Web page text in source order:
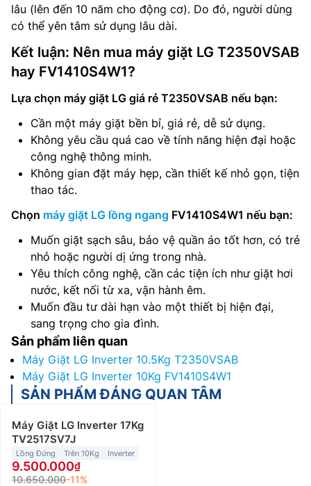
lâu (lên đến 10 năm cho động cơ). Do đó, người dùng
có thể yên tâm sử dụng lâu dài.
Kết luận: Nên mua máy giặt LG T2350VSAB
hay FV1410S4W1?
Lựa chọn máy giặt LG giá rẻ T2350VSAB nếu bạn:
Cần một máy giặt bền bỉ, giá rẻ, dễ sử dụng.
Không yêu cầu quá cao về tính năng hiện đại hoặc
công nghệ thông minh.
Không gian đặt máy hẹp, cần thiết kế nhỏ gọn, tiện
thao tác.
Chọn máy giặt LG lồng ngang FV1410S4W1 nếu bạn:
Muốn giặt sạch sâu, bảo vệ quần áo tốt hơn, có trẻ
nhỏ hoặc người dị ứng trong nhà.
Yêu thích công nghệ, cần các tiện ích như giặt hơi
nước, kết nối từ xa, vận hành êm.
Muốn đầu tư dài hạn vào một thiết bị hiện đại,
sang trọng cho gia đình.
Sản phẩm liên quan
Máy Giặt LG Inverter 10.5Kg T2350VSAB
Máy Giặt LG Inverter 10Kg FV1410S4W1
SẢN PHẨM ĐÁNG QUAN TÂM
Máy Giặt LG Inverter 17Kg
TV2517SV7J
Lồng Đứng Trên 10Kg Inverter
9.500.000
10.650.000-11%